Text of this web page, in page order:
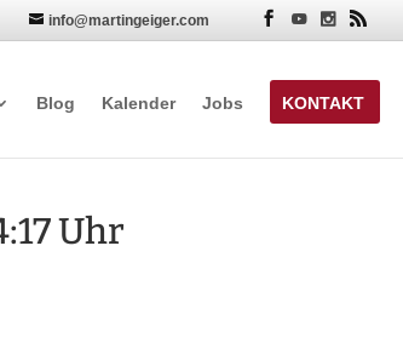
info@martingeiger.com  
Blog Kalender Jobs KONTAKT
Uhr